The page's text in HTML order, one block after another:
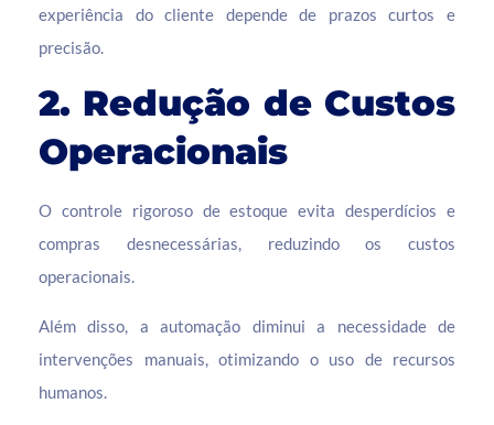
experiência do cliente depende de prazos curtos e
precisão.
2. Redução de Custos
Operacionais
O controle rigoroso de estoque evita desperdícios e
compras desnecessárias, reduzindo os custos
operacionais.
Além disso, a automação diminui a necessidade de
intervenções manuais, otimizando o uso de recursos
humanos.